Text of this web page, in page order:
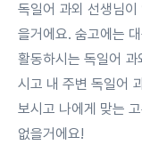
독일어 과외 선생님
을거에요. 숨고에는
활동하시는 독일어
시고 내 주변 독일어
보시고 나에게 맞는
없을거에요!